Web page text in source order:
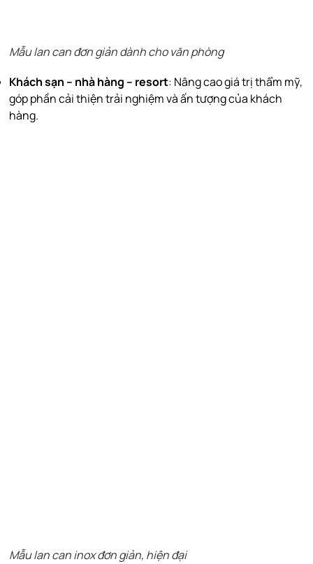
Mẫu lan can đơn giản dành cho văn phòng
Khách sạn – nhà hàng – resort: Nâng cao giá trị thẩm mỹ,
góp phần cải thiện trải nghiệm và ấn tượng của khách
hàng.
Mẫu lan can inox đơn giản, hiện đại